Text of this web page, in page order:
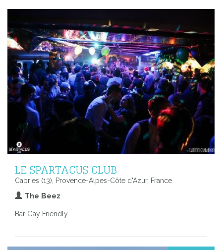
LE SPARTACUS CLUB
Cabries (13), Provence-Alpes-Côte d'Azur, France
The Beez
Bar Gay Friendly